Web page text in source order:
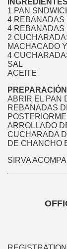
1 PAN
4 REBANADAS
4
2
MACHACADO
4
SAL
ACEITE
ABRIR EL PAN
REBANADAS
ARROLLADO
CUCHARADA
DE CHANCHO
SIRVA
CULTURAL